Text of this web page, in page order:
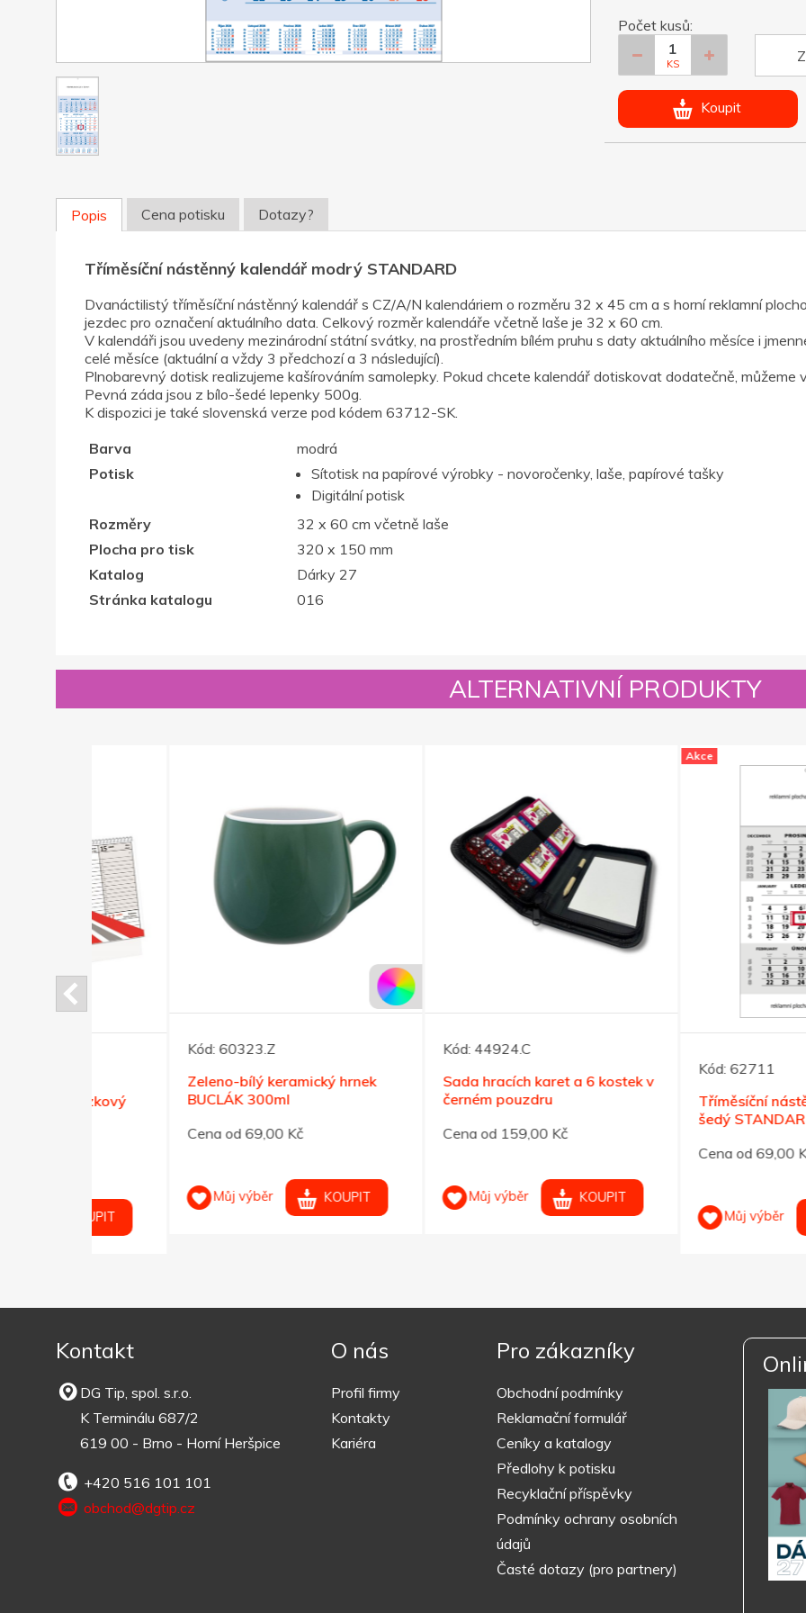
Počet kusů:
KS
Koupit
Popis Cena potisku Dotazy?
Tříměsíční nástěnný kalendář modrý STANDARD
Dvanáctilistý tříměsíční nástěnný kalendář s CZ/A/N kalendáriem o rozměru 32 x 45 cm a s horní reklamní
jezdec pro označení aktuálního data. Celkový rozměr kalendáře včetně laše je 32 x 60 cm.
V kalendáři jsou uvedeny mezinárodní státní svátky, na prostředním bílém pruhu s daty aktuálního měsíce i
celé měsíce (aktuální a vždy 3 předchozí a 3 následující).
Plnobarevný dotisk realizujeme kašírováním samolepky. Pokud chcete kalendář dotiskovat dodatečně, můžeme
Pevná záda jsou z bílo-šedé lepenky 500g.
K dispozici je také slovenská verze pod kódem 63712-SK.
Barva
modrá
Potisk
Sítotisk na papírové výrobky - novoročenky, laše, papírové tašky
Digitální potisk
Rozměry
32 x 60 cm včetně laše
Plocha pro tisk
320 x 150 mm
Katalog
Dárky 27
Stránka katalogu
016
ALTERNATIVNÍ PRODUKTY
60323.Z
Zeleno-bílý keramický hrnek
BUCLÁK 300ml
Cena od 69,00 Kč
Můj výběr KOUPIT
44924.C
Sada hracích karet a 6 kostek v
černém pouzdru
Cena od 159,00 Kč
Můj výběr KOUPIT
Tříměsíční nástěnný
šedý STANDARD
Cena od 69,00 Kč
Můj výběr KOUPIT
Kontakt
DG Tip, spol. s.r.o.
K Terminálu 687/2
619 00 - Brno - Horní Heršpice
+420 516 101 101
obchod@dgtip.cz
O nás
Profil firmy
Kontakty
Kariéra
Pro zákazníky
Obchodní podmínky
Reklamační formulář
Ceníky a katalogy
Předlohy k potisku
Recyklační příspěvky
Podmínky ochrany osobních
údajů
Časté dotazy (pro partnery)